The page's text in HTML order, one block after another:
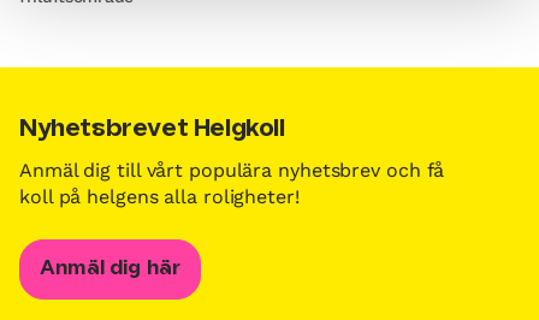
Nyhetsbrevet Helgkoll
Anmäl dig till vårt populära nyhetsbrev och få
koll på helgens alla roligheter!
Anmäl dig här